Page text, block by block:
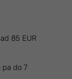
85 EUR
pa do 7